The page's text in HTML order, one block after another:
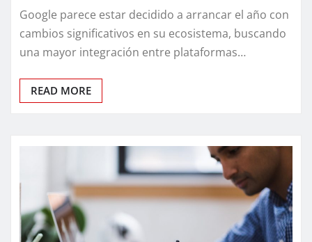
Google parece estar decidido a arrancar el año con
cambios significativos en su ecosistema, buscando
una mayor integración entre plataformas…
READ MORE